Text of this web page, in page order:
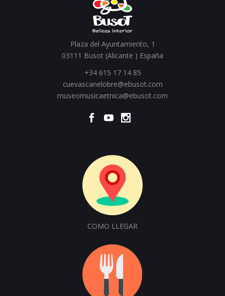
Plaza del Ayuntamiento, 1
03111 Busot (Alicante ) España
+34 615 17 14 85
cuevascanelobre@ebusot.com
museomusicaetnica@ebusot.com
COMO LLEGAR